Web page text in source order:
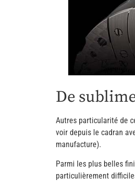
De
Autres particularité de
voir depuis le cadran
manufacture).
Parmi les plus belles
particulièrement